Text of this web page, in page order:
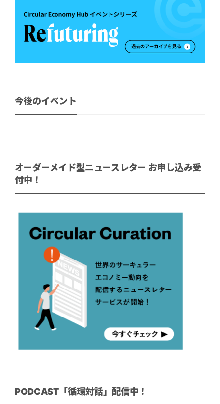
今後のイベント
オーダーメイド型ニュースレター お申し込み受
付中！
PODCAST「循環対話」配信中！